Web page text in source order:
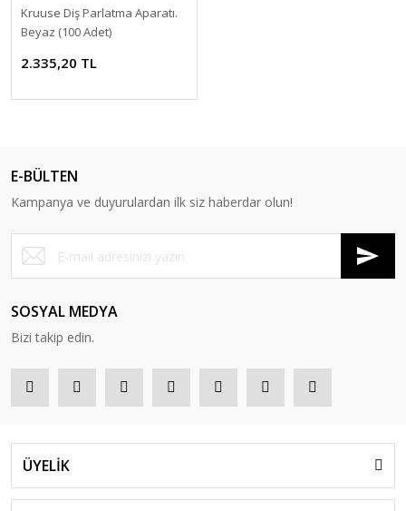
Kruuse Diş Parlatma Aparatı.
Beyaz (100 Adet)
2.335,20 TL
E-BÜLTEN
Kampanya ve duyurulardan ilk siz haberdar olun!
SOSYAL MEDYA
Bizi takip edin.
ÜYELİK